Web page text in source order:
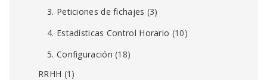
3. Peticiones de fichajes (3)
4. Estadísticas Control Horario (10)
5. Configuración (18)
RRHH (1)